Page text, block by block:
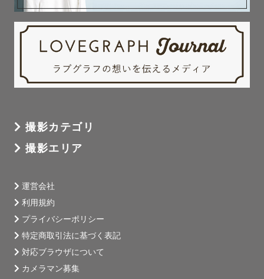
写真を撮られる事に慣れていない方や、撮りたい写真のイ
メージがないという方も、こちらから写真のイメージやポ
ージングを提案させていただくので、ご安心ください！
୨୧┈┈┈┈┈┈┈┈┈┈┈┈┈┈┈┈┈┈┈┈┈୨୧
看護師として大学病院の小児科病棟、幼稚園、医療ケアが
必要な子も不要な子も来る重心の放課後デイなどを経験し
お困りごとや不安、ご心配なことがあれば、撮影時間内で
ラブグラファーとしてだけでなく、看護師としてお話しを
聞くこともできます☺️
看護師として、マタニティ撮影やニューボーン撮影につな
がる知識を得ており、新生児ちゃんとの接し方も得ている
撮影カテゴリ
撮影エリア
運営会社
利用規約
プライバシーポリシー
特定商取引法に基づく表記
対応ブラウザについて
カメラマン募集